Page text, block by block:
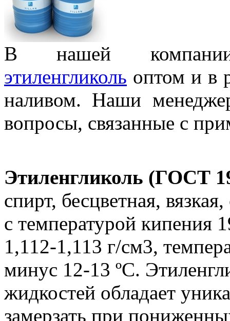
В нашей
этиленгликоль оптом и в
наливом. Наши
вопросы, связанные с
Этиленгликоль (ГОСТ
спирт, бесцветная,
с температурой кипения
1,112-1,113 г/см3,
минус 12-13 ºС.
жидкостей обладает
замерзать при